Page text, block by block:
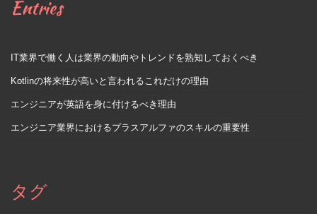
Entries
IT業界で働く人は業界の動向やトレンドを熟知しておくべき
Kotlinの将来性が高いと言われるこれだけの理由
エンジニアが英語を身に付けるべき理由
エンジニア業界におけるプラスアルファのスキルの重要性
タグ